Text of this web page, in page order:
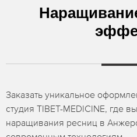
Заказать уникальное
студия TIBET-MEDICINE, где
наращивания ресниц в